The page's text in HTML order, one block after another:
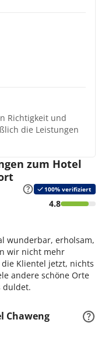
Richtigkeit und
die Leistungen
zum Hotel
100% verifiziert
4.8
wunderbar, erholsam,
wir nicht mehr
Klientel jetzt, nichts
andere schöne Orte
duldet.
Chaweng